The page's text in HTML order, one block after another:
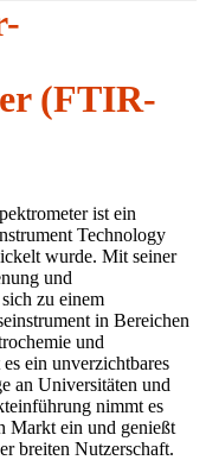
(FTIR-
ist ein
Technology
wurde. Mit seiner
und
zu einem
in Bereichen
und
ein unverzichtbares
an Universitäten und
nimmt es
Markt ein und genießt
breiten Nutzerschaft.